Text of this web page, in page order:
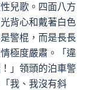
兒歌。四面八方
背心和戴著白色
警棍，而是長長
極度嚴肅。「違
」領頭的泊車警
我、我沒有斜